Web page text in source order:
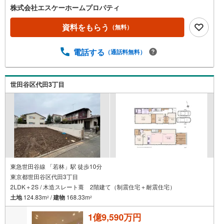
株式会社エスケーホームプロパティ
資料をもらう （無料）
電話する （通話料無料）
世田谷区代田3丁目
東急世田谷線 「若林」駅 徒歩10分
東京都世田谷区代田3丁目
2LDK＋2S / 木造スレート葺 2階建て（制震住宅＋耐震住宅）
土地124.83m2 /建物 168.33m2
1億9,590万円